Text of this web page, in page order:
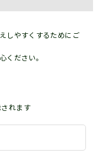
しやすくするためにご
ください。
れます